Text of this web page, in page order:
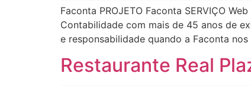
Faconta PROJETO Faconta SERVIÇO
Contabilidade com mais de 45 anos de
e responsabilidade quando a Faconta
Restaurante Real